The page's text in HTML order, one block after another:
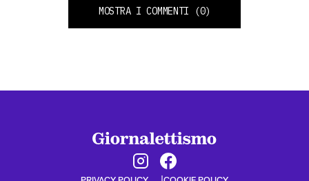
MOSTRA I COMMENTI (0)